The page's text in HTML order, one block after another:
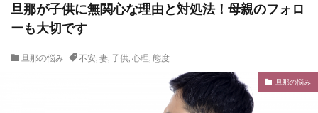
旦那が子供に無関心な理由と対処法！母親のフォロ
ーも大切です
旦那の悩み 不安, 妻, 子供, 心理, 態度
旦那の悩み